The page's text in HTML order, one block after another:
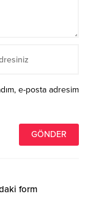
e-posta adresim
form